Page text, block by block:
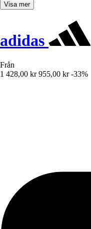
Visa mer
adidas
Från
1 428,00 kr 955,00 kr -33%